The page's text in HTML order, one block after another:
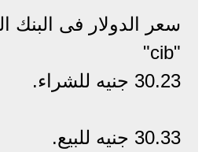
سعر الدولار فى البنك
"cib"
30.23 جنيه للشراء.
30.33 جنيه للبيع.